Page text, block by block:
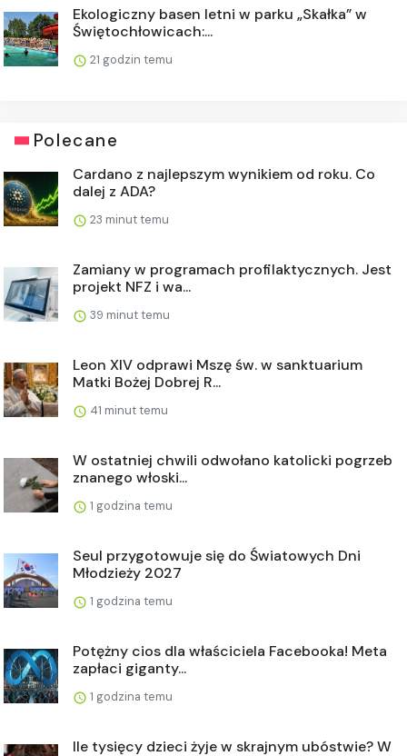
Ekologiczny basen letni w parku „Skałka” w
Świętochłowicach:...
21 godzin temu
Polecane
Cardano z najlepszym wynikiem od roku. Co
dalej z ADA?
23 minut temu
Zamiany w programach profilaktycznych. Jest
projekt NFZ i wa...
39 minut temu
Leon XIV odprawi Mszę św. w sanktuarium
Matki Bożej Dobrej R...
41 minut temu
W ostatniej chwili odwołano katolicki pogrzeb
znanego włoski...
1 godzina temu
Seul przygotowuje się do Światowych Dni
Młodzieży 2027
1 godzina temu
Potężny cios dla właściciela Facebooka! Meta
zapłaci giganty...
1 godzina temu
Ile tysięcy dzieci żyje w skrajnym ubóstwie? W